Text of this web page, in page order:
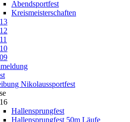
Abendsportfest
Kreismeisterschaften
Nikolaussportfest
Hallensprungfest
Hallensprungfest 50m Läufe